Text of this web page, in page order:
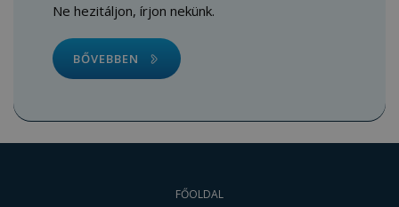
Ne hezitáljon, írjon nekünk.
BŐVEBBEN
FŐOLDAL